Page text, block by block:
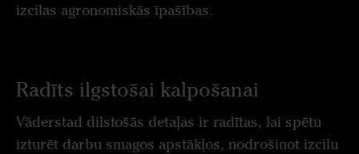
izcilas agronomiskās īpašības.
Radīts ilgstošai kalpošanai
Väderstad dilstošās detaļas ir radītas, lai spētu
izturēt darbu smagos apstākļos, nodrošinot izcilu